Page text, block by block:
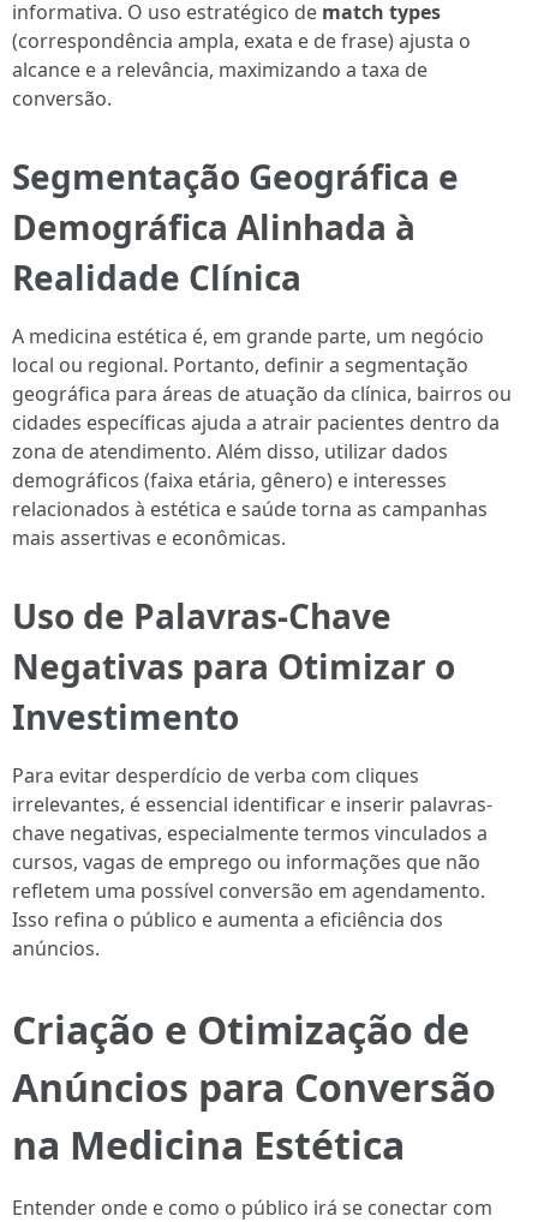
informativa. O uso estratégico de match types
(correspondência ampla, exata e de frase) ajusta o
alcance e a relevância, maximizando a taxa de
conversão.
Segmentação Geográfica e
Demográfica Alinhada à
Realidade Clínica
A medicina estética é, em grande parte, um negócio
local ou regional. Portanto, definir a segmentação
geográfica para áreas de atuação da clínica, bairros ou
cidades específicas ajuda a atrair pacientes dentro da
zona de atendimento. Além disso, utilizar dados
demográficos (faixa etária, gênero) e interesses
relacionados à estética e saúde torna as campanhas
mais assertivas e econômicas.
Uso de Palavras-Chave
Negativas para Otimizar o
Investimento
Para evitar desperdício de verba com cliques
irrelevantes, é essencial identificar e inserir palavras-
chave negativas, especialmente termos vinculados a
cursos, vagas de emprego ou informações que não
refletem uma possível conversão em agendamento.
Isso refina o público e aumenta a eficiência dos
anúncios.
Criação e Otimização de
Anúncios para Conversão
na Medicina Estética
Entender onde e como o público irá se conectar com